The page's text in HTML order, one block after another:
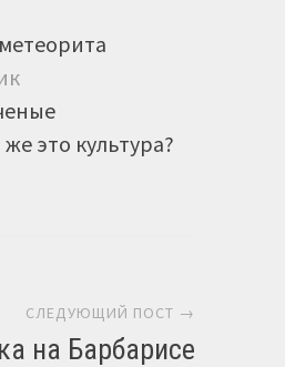
это культура?
СЛЕДУЮЩИЙ ПОСТ →
на Барбарисе